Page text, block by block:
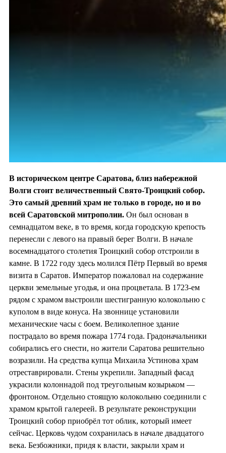
В историческом центре Саратова, близ набережной
Волги стоит величественный Свято-Троицкий собор.
Это самый древний храм не только в городе, но и во
всей Саратовской митрополии. Он был основан в
семнадцатом веке, в то время, когда городскую крепость
перенесли с левого на правый берег Волги. В начале
восемнадцатого столетия Троицкий собор отстроили в
камне. В 1722 году здесь молился Пётр Первый во время
визита в Саратов. Император пожаловал на содержание
церкви земельные угодья, и она процветала. В 1723-ем
рядом с храмом выстроили шестигранную колокольню с
куполом в виде конуса. На звоннице установили
механические часы с боем. Великолепное здание
пострадало во время пожара 1774 года. Градоначальники
собирались его снести, но жители Саратова решительно
возразили. На средства купца Михаила Устинова храм
отреставрировали. Стены укрепили. Западный фасад
украсили колоннадой под треугольным козырьком —
фронтоном. Отдельно стоящую колокольню соединили с
храмом крытой галереей. В результате реконструкции
Троицкий собор приобрёл тот облик, который имеет
сейчас. Церковь чудом сохранилась в начале двадцатого
века. Безбожники, придя к власти, закрыли храм и